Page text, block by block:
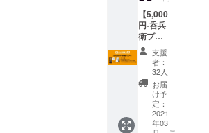
りする
可能性
がござ
いま
す。」
時、必
ず備考
欄にご
希望の
お名前
をご記
入くだ
さい。
第三者
を特定
する内
容や公
ERで使
えるド
リンク
チケッ
ト2枚
※「ドリ
ンクチ
ケット
の有効
期限は
なし」
・パト
【5,000
円-呑兵
衛プラ
ン-】 -
リター
ン内
容- お
酒大好
きなあ
なたは
是非 ・
支援
者：
32人
お届
け予
定：
2021
年03